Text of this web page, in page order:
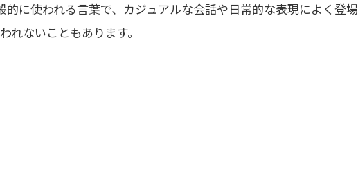
的に使われる言葉で、カジュアルな会話や日常的な表現によく登場
れないこともあります。